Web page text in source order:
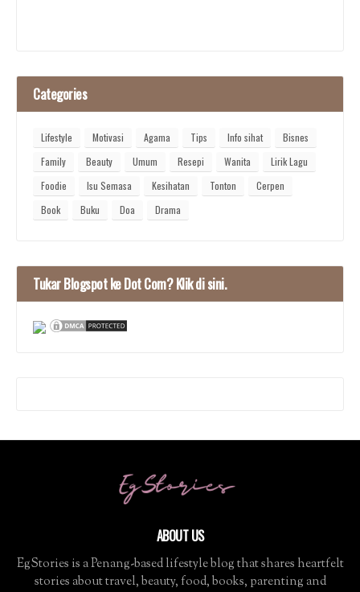
Categories
Lifestyle Motivasi Agama Tips Info sihat
Bisnes
Family
Beauty Umum Resepi Wanita
Lirik Lagu
Foodie
Isu Semasa Kesihatan Tonton
Cerpen
Book
Buku Doa Drama
Tukar Blogspot ke Dot Com? Klik di sini.
ABOUT US
EgStories is a Penang-based lifestyle blog that shares heartfelt
stories about travel, beauty, food, books, parenting and